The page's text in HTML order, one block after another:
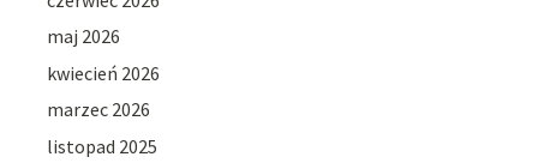
maj 2026
kwiecień 2026
marzec 2026
listopad 2025